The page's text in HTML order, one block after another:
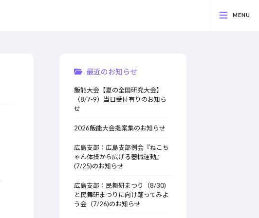
最近のお知らせ
飯能大会【夏の全国研究大会】
（8/7-9）当日受付有りのお知ら
せ
2026飯能大会提案集のお知らせ
広島支部：広島支部例会『ねこち
ゃん体操から広げる器械運動』
(7/25)のお知らせ
広島支部：民舞研まつり（8/30)
と民舞研まつりに向け踊ってみよ
う会（7/26)のお知らせ